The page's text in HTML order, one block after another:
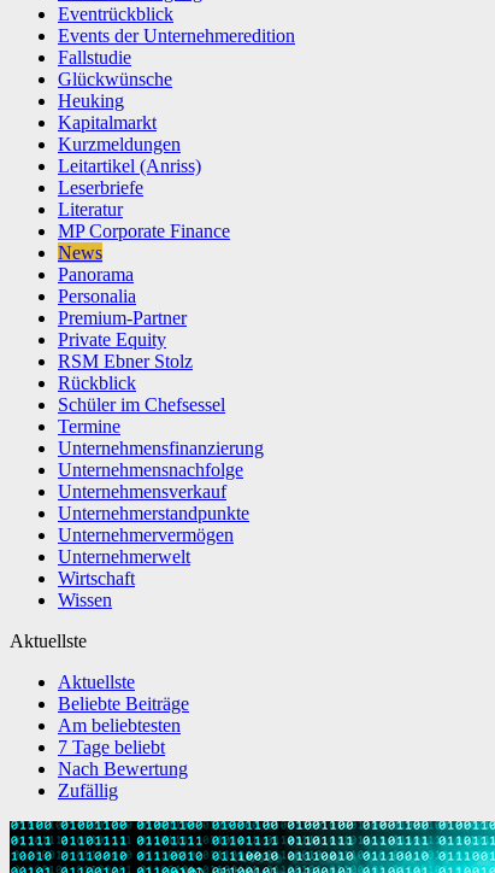
Eventrückblick
Events der Unternehmeredition
Fallstudie
Glückwünsche
Heuking
Kapitalmarkt
Kurzmeldungen
Leitartikel (Anriss)
Leserbriefe
Literatur
MP Corporate Finance
News
Panorama
Personalia
Premium-Partner
Private Equity
RSM Ebner Stolz
Rückblick
Schüler im Chefsessel
Termine
Unternehmensfinanzierung
Unternehmensnachfolge
Unternehmensverkauf
Unternehmerstandpunkte
Unternehmervermögen
Unternehmerwelt
Wirtschaft
Wissen
Aktuellste
Aktuellste
Beliebte Beiträge
Am beliebtesten
7 Tage beliebt
Nach Bewertung
Zufällig